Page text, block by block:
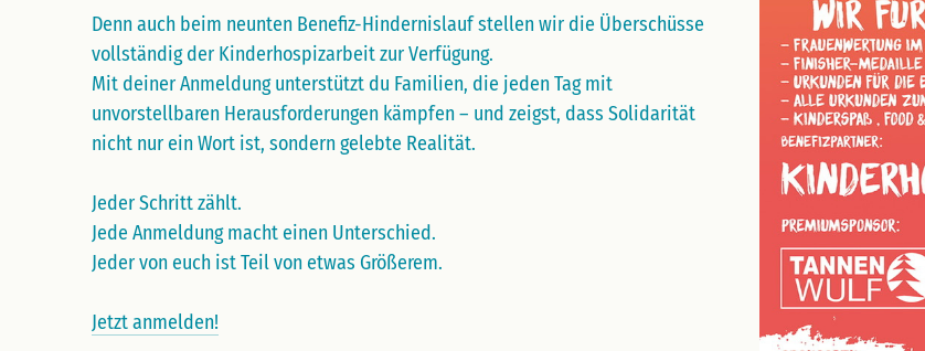
Denn auch beim neunten Benefiz-Hindernislauf stellen wir die Überschüsse
vollständig der Kinderhospizarbeit zur Verfügung.
Mit deiner Anmeldung unterstützt du Familien, die jeden Tag mit
unvorstellbaren Herausforderungen kämpfen – und zeigst, dass Solidarität
nicht nur ein Wort ist, sondern gelebte Realität.
Jeder Schritt zählt.
Jede Anmeldung macht einen Unterschied.
Jeder von euch ist Teil von etwas Größerem.
Jetzt anmelden!